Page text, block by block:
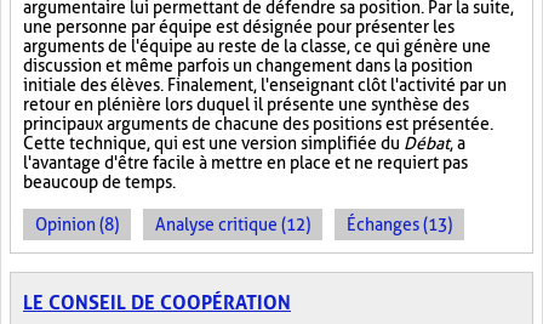
argumentaire lui permettant de défendre sa position. Par la suite,
une personne par équipe est désignée pour présenter les
arguments de l'équipe au reste de la classe, ce qui génère une
discussion et même parfois un changement dans la position
initiale des élèves. Finalement, l'enseignant clôt l'activité par un
retour en plénière lors duquel il présente une synthèse des
principaux arguments de chacune des positions est présentée.
Cette technique, qui est une version simplifiée du Débat, a
l'avantage d'être facile à mettre en place et ne requiert pas
beaucoup de temps.
Opinion (8) Analyse critique (12) Échanges (13)
LE CONSEIL DE COOPÉRATION